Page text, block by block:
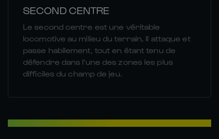
SECOND CENTRE
Le second centre est une véritable
locomotive au milieu du terrain. Il attaque et
passe habilement, tout en étant tenu de
défendre dans l'une des zones les plus
difficiles du champ de jeu.